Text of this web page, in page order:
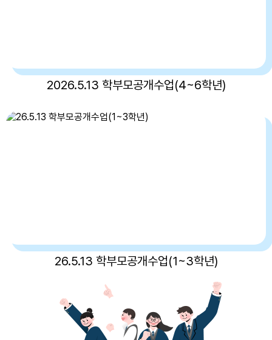
2026.5.13 학부모공개수업(4~6학년)
26.5.13 학부모공개수업(1~3학년)